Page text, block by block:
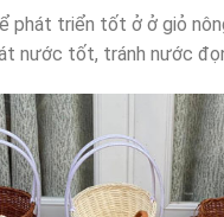
phát triển tốt ở ở giỏ
nước tốt, tránh nước